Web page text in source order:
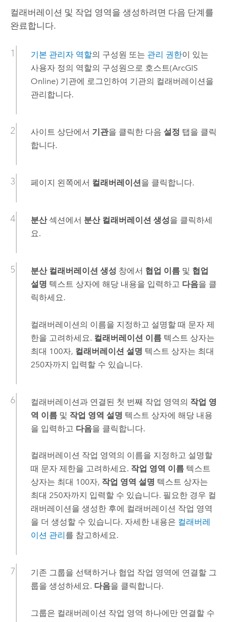
컬래버레이션 및 작업 영역을 생성하려면 다음 단계를
완료합니다.
기본 관리자 역할의 구성원 또는 관리 권한이 있는
사용자 정의 역할의 구성원으로 호스트(ArcGIS
Online) 기관에 로그인하여 기관의 컬래버레이션을
관리합니다.
사이트 상단에서 기관을 클릭한 다음 설정 탭을 클릭
합니다.
페이지 왼쪽에서 컬래버레이션을 클릭합니다.
분산섹션에서 분산 컬래버레이션 생성을 클릭하세
요.
분산 컬래버레이션 생성 창에서 협업 이름및 협업
설명 텍스트 상자에 해당 내용을 입력하고 다음을 클
릭하세요.
컬래버레이션의 이름을 지정하고 설명할 때 문자 제
한을 고려하세요. 컬래버레이션 이름텍스트 상자는
최대 100자, 컬래버레이션 설명 텍스트 상자는 최대
250자까지 입력할 수 있습니다.
컬래버레이션과 연결된 첫 번째 작업 영역의 작업 영
역 이름및 작업 영역 설명 텍스트 상자에 해당 내용
을 입력하고 다음을 클릭합니다.
컬래버레이션 작업 영역의 이름을 지정하고 설명할
때 문자 제한을 고려하세요. 작업 영역 이름텍스트
상자는 최대 100자, 작업 영역 설명 텍스트 상자는
최대 250자까지 입력할 수 있습니다. 필요한 경우 컬
래버레이션을 생성한 후에 컬래버레이션 작업 영역
을 더 생성할 수 있습니다. 자세한 내용은 컬래버레
이션 관리를 참고하세요.
기존 그룹을 선택하거나 협업 작업 영역에 연결할 그
룹을 생성하세요. 다음을 클릭합니다.
그룹은 컬래버레이션 작업 영역 하나에만 연결할 수